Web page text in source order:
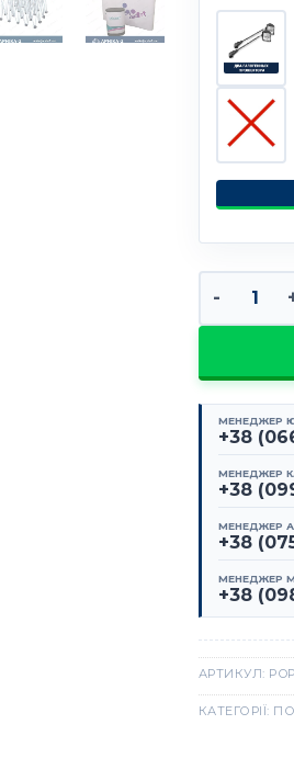
МЕНЕДЖЕР
+38
МЕНЕДЖЕР
+38
МЕНЕДЖЕР
+38
МЕНЕДЖЕР
+38
АРТИКУЛ:
КАТЕГОРІЇ: